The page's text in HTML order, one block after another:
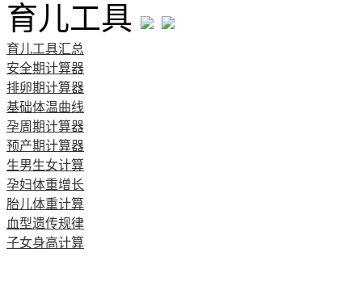
育儿工具
育儿工具汇总
安全期计算器
排卵期计算器
基础体温曲线
孕周期计算器
预产期计算器
生男生女计算
孕妇体重增长
胎儿体重计算
血型遗传规律
子女身高计算